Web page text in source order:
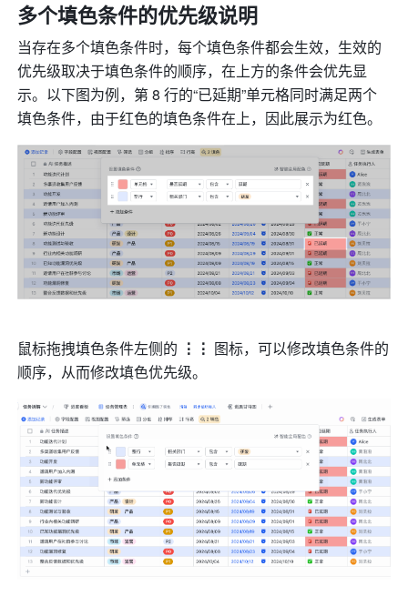
多个填色条件的优先级说明
当存在多个填色条件时，每个填色条件都会生效，生效的
优先级取决于填色条件的顺序，在上方的条件会优先显
示。以下图为例，第 8 行的“已延期”单元格同时满足两个
填色条件，由于红色的填色条件在上，因此展示为红色。
鼠标拖拽填色条件左侧的 ⋮⋮ 图标，可以修改填色条件的
顺序，从而修改填色优先级。